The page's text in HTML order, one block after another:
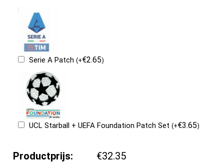
Serie A Patch(+€2.65)
UCL Starball + UEFA Foundation Patch Set(+€3.65)
Productprijs:
€32.35